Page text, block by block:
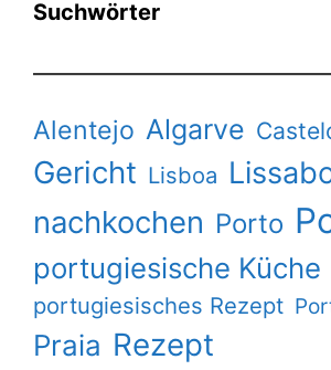
Suchwörter
Alentejo Algarve
Gericht Lisboa
nachkochen Porto
portugiesische Küche
portugiesisches Rezept
Praia Rezept